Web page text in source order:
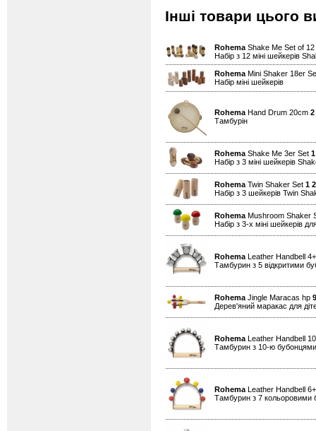
Інші товари цього
Rohema Shake Me Set of 12
Набір з 12 міні шейкерів
Rohema Mini Shaker 18er
Набір міні шейкерів
Rohema Hand Drum 20cm 2
Тамбурін
Rohema Shake Me 3er Set
Набір з 3 міні шейкерів
Rohema Twin Shaker Set 1
Набір з 3 шейкерів Twin
Rohema Mushroom Shaker
Набір з 3-х міні шейкерів
Rohema Leather Handbell
Тамбурин з 5 відкритими
Rohema Jingle Maracas hp
Дерев'яний маракас для
Rohema Leather Handbell
Тамбурин з 10-ю
Rohema Leather Handbell
Тамбурин з 7 кольоровими